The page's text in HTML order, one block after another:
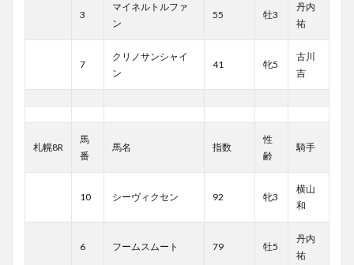
3
マイネルトルファ
ン
55 牡3
丹内
祐
7
クリノサンシャイ
ン
41 牝5
古川
吉
札幌8R
馬
番
馬名 指数
性
齢
騎手
10 シーヴィクセン 92 牝3
横山
和
6 フームスムート 79 牡5
丹内
祐